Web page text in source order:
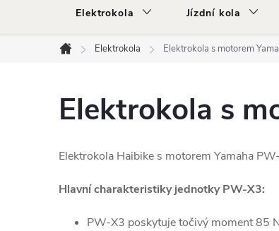
Elektrokola Jízdní kola
Domů
Elektrokola Elektrokola s motorem
Elektrokola s
Elektrokola Haibike s motorem Yamaha
Hlavní charakteristiky jednotky PW-X3:
PW-X3 poskytuje točivý moment 85